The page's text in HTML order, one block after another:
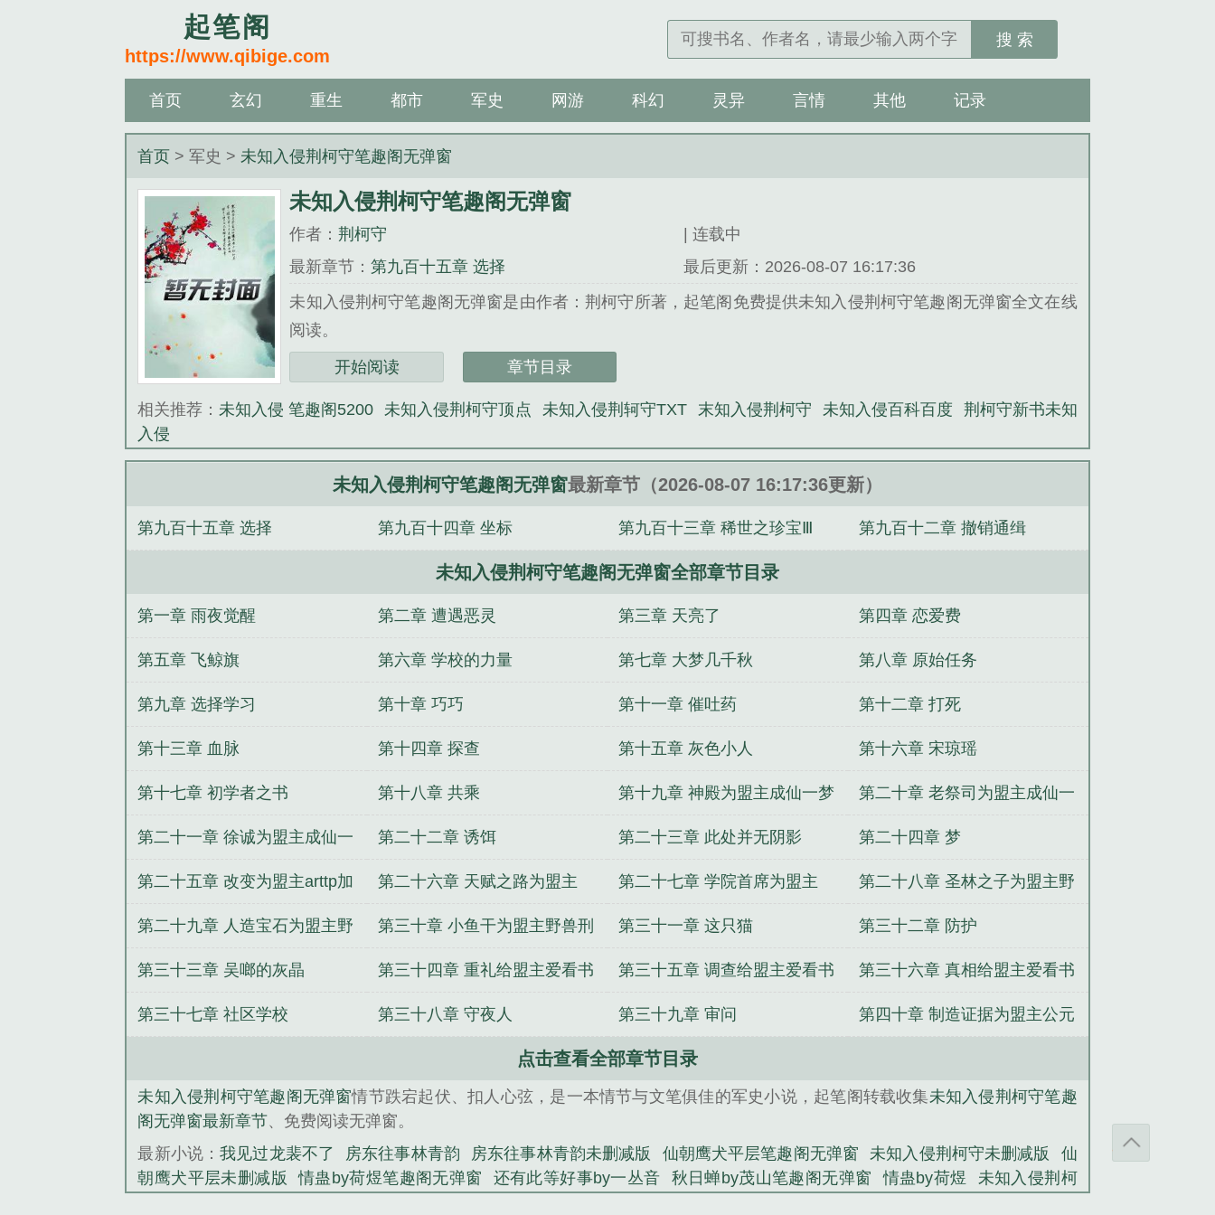
起笔阁
https://www.qibige.com
搜 索
首页 玄幻 重生 都市 军史 网游 科幻 灵异 言情 其他 记录
首页 > 军史 >未知入侵荆柯守笔趣阁无弹窗
未知入侵荆柯守笔趣阁无弹窗
作者：荆柯守
| 连载中
最新章节：第九百十五章 选择
最后更新：2026-08-07 16:17:36
未知入侵荆柯守笔趣阁无弹窗是由作者：荆柯守所著，起笔阁免费提供未知入侵荆柯守笔趣阁无弹窗全文在线
阅读。
三秒记住本站：起笔阁 网址：www.qibige.com...
《未知入侵荆柯守笔趣阁无弹窗》是荆柯守精心创作的军史类小说。
开始阅读 章节目录
相关推荐：未知入侵 笔趣阁5200 未知入侵荆柯守顶点 未知入侵荆轲守TXT 末知入侵荆柯守 未知入侵百科百度
荆柯守新书未知
入侵
未知入侵荆柯守笔趣阁无弹窗最新章节（2026-08-07 16:17:36更新）
第九百十五章 选择 第九百十四章 坐标 第九百十三章 稀世之珍宝Ⅲ 第九百十二章 撤销通缉
未知入侵荆柯守笔趣阁无弹窗全部章节目录
第一章 雨夜觉醒 第二章 遭遇恶灵 第三章 天亮了 第四章 恋爱费
第五章 飞鲸旗 第六章 学校的力量 第七章 大梦几千秋 第八章 原始任务
第九章 选择学习 第十章 巧巧 第十一章 催吐药 第十二章 打死
第十三章 血脉 第十四章 探查 第十五章 灰色小人 第十六章 宋琼瑶
第十七章 初学者之书 第十八章 共乘 第十九章 神殿为盟主成仙一梦
加更
第二十章 老祭司为盟主成仙一
梦加更
第二十一章 徐诚为盟主成仙一
梦加更
第二十二章 诱饵 第二十三章 此处并无阴影 第二十四章 梦
第二十五章 改变为盟主arttp加
更
第二十六章 天赋之路为盟主
arttp加更
第二十七章 学院首席为盟主
arttp加更
第二十八章 圣林之子为盟主野
兽刑警1加更
第二十九章 人造宝石为盟主野
兽刑警1加更
第三十章 小鱼干为盟主野兽刑
警1加更
第三十一章 这只猫 第三十二章 防护
第三十三章 吴啷的灰晶 第三十四章 重礼给盟主爱看书
的某人加更
第三十五章 调查给盟主爱看书
的某人加更
第三十六章 真相给盟主爱看书
的某人加更
第三十七章 社区学校 第三十八章 守夜人 第三十九章 审问 第四十章 制造证据为盟主公元
点击查看全部章节目录
未知入侵荆柯守笔趣阁无弹窗情节跌宕起伏、扣人心弦，是一本情节与文笔俱佳的军史小说，起笔阁转载收集未知入侵荆柯守笔趣
阁无弹窗最新章节、免费阅读无弹窗。
最新小说：我见过龙裴不了 房东往事林青韵 房东往事林青韵未删减版 仙朝鹰犬平层笔趣阁无弹窗 未知入侵荆柯守未删减版
仙
朝鹰犬平层未删减版
情蛊by荷煜笔趣阁无弹窗 还有此等好事by一丛音 秋日蝉by茂山笔趣阁无弹窗 情蛊by荷煜
未知入侵荆柯